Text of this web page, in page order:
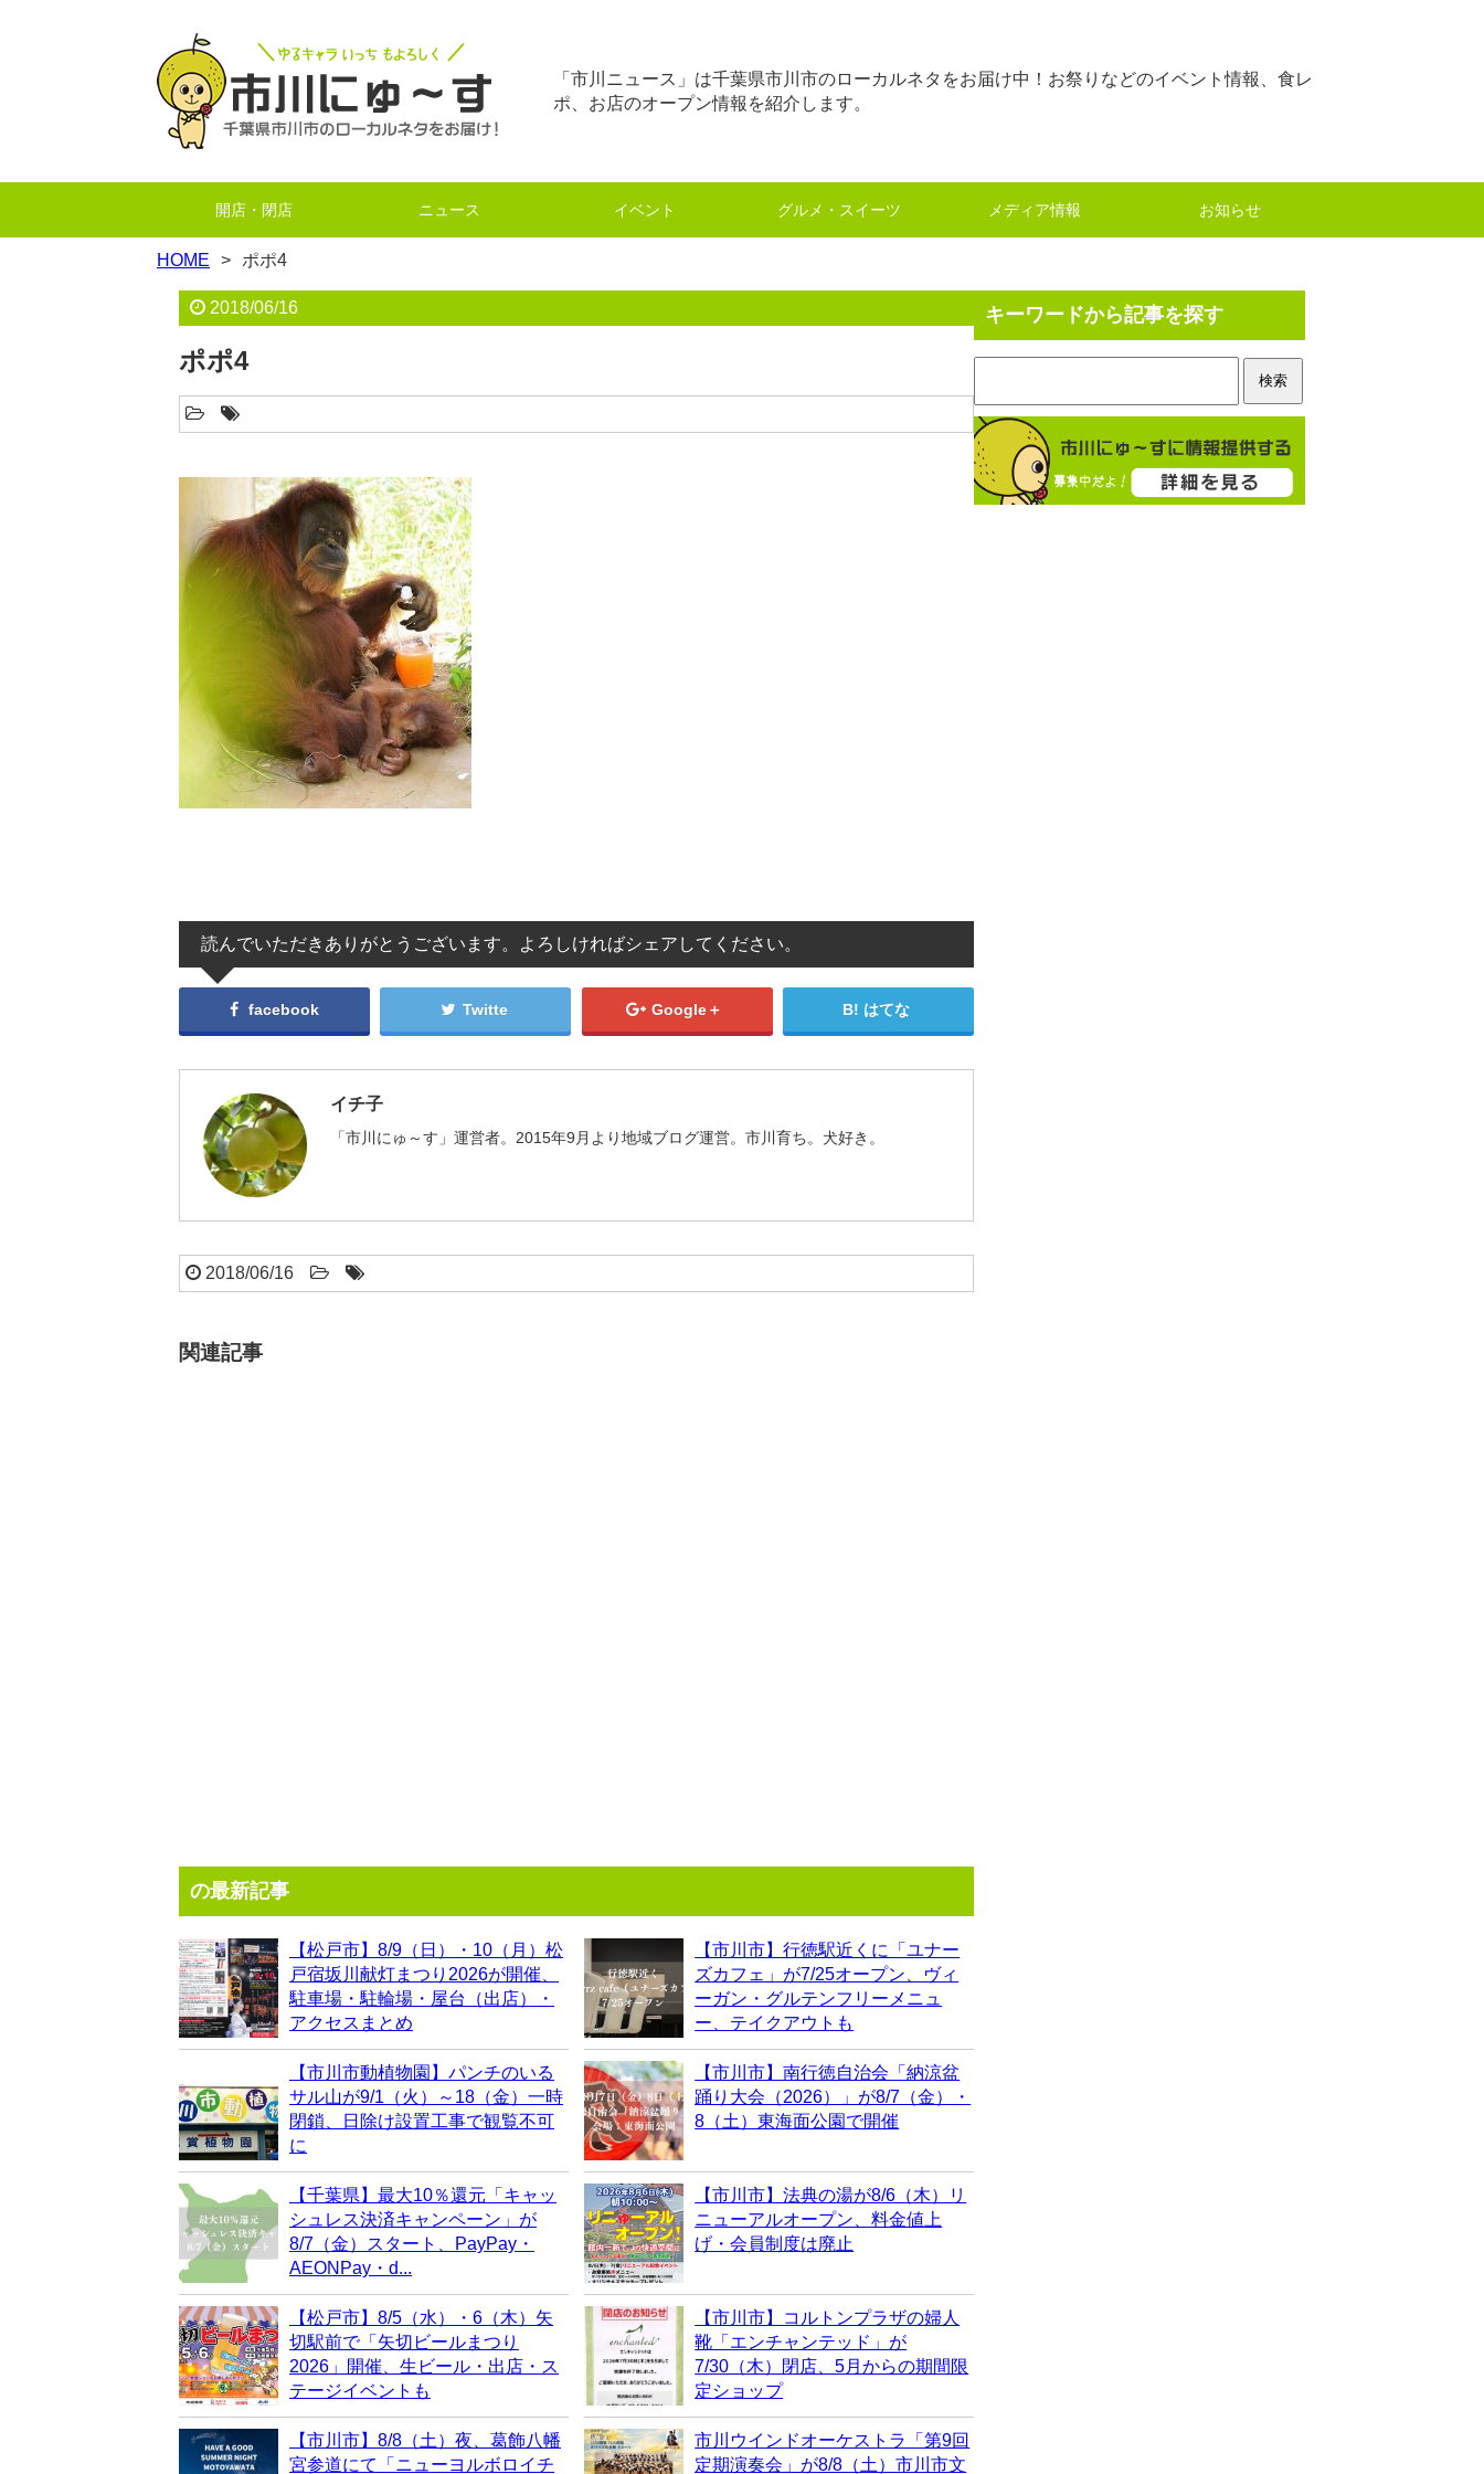
「市川ニュース」は千葉県市川市のローカルネタをお届け中！お祭りなどのイベント情報、食レ
ポ、お店のオープン情報を紹介します。
開店・閉店 ニュース イベント グルメ・スイーツ メディア情報 お知らせ
HOME ポポ4
2018/06/16
ポポ4
読んでいただきありがとうございます。よろしければシェアしてください。
facebook Twitte Google＋ はてな
イチ子
「市川にゅ～す」運営者。2015年9月より地域ブログ運営。市川育ち。犬好き。
2018/06/16
関連記事
の最新記事
【松戸市】8/9（日）・10（月）松
戸宿坂川献灯まつり2026が開催、
駐車場・駐輪場・屋台（出店）・
アクセスまとめ
【市川市】行徳駅近くに「ユナー
ズカフェ」が7/25オープン、ヴィ
ーガン・グルテンフリーメニュ
ー、テイクアウトも
【市川市動植物園】パンチのいる
サル山が9/1（火）～18（金）一時
閉鎖、日除け設置工事で観覧不可
に
【市川市】南行徳自治会「納涼盆
踊り大会（2026）」が8/7（金）・
8（土）東海面公園で開催
【千葉県】最大10％還元「キャッ
シュレス決済キャンペーン」が
8/7（金）スタート、PayPay・
AEONPay・d...
【市川市】法典の湯が8/6（木）リ
ニューアルオープン、料金値上
げ・会員制度は廃止
【松戸市】8/5（水）・6（木）矢
切駅前で「矢切ビールまつり
2026」開催、生ビール・出店・ス
テージイベントも
【市川市】コルトンプラザの婦人
靴「エンチャンテッド」が
7/30（木）閉店、5月からの期間限
定ショップ
【市川市】8/8（土）夜、葛飾八幡
宮参道にて「ニューヨルボロイチ
市川ウインドオーケストラ「第9回
定期演奏会」が8/8（土）市川市文
キーワードから記事を探す